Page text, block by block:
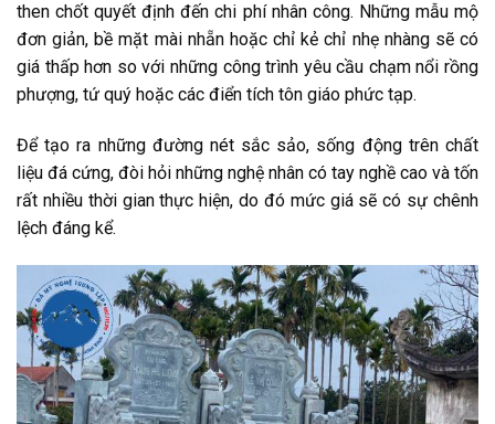
then chốt quyết định đến chi phí nhân công. Những mẫu mộ
đơn giản, bề mặt mài nhẵn hoặc chỉ kẻ chỉ nhẹ nhàng sẽ có
giá thấp hơn so với những công trình yêu cầu chạm nổi rồng
phượng, tứ quý hoặc các điển tích tôn giáo phức tạp.
Để tạo ra những đường nét sắc sảo, sống động trên chất
liệu đá cứng, đòi hỏi những nghệ nhân có tay nghề cao và tốn
rất nhiều thời gian thực hiện, do đó mức giá sẽ có sự chênh
lệch đáng kể.